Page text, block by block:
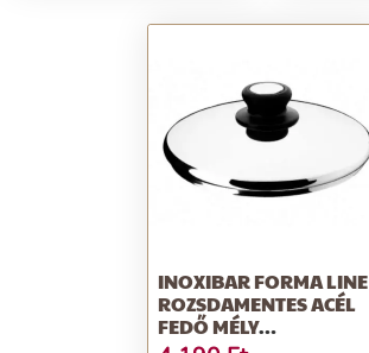
INOXIBAR FORMA LINE
ROZSDAMENTES ACÉL
FEDŐ MÉLY